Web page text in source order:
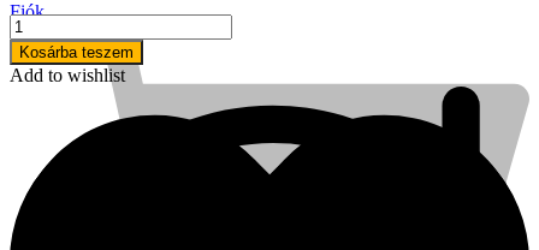
Fiók
EVERWIN
PN65M
dobtáras
szögbelövő
mennyiség
Kosárba teszem
Add to wishlist